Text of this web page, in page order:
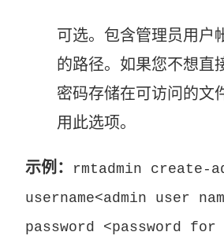
可选。包含管理员用户
的路径。如果您不想直
密码存储在可访问的文
用此选项。
示例：
rmtadmin create-
username<admin user
password <password for